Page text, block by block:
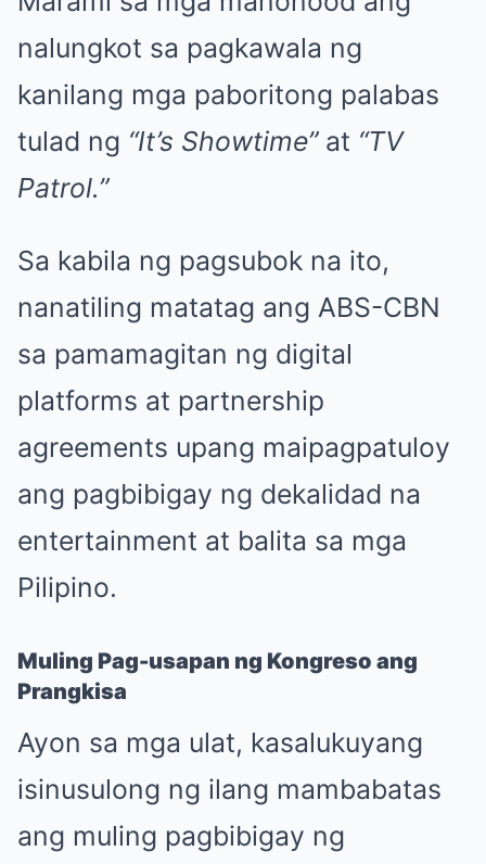
nalungkot sa pagkawala ng
kanilang mga paboritong palabas
tulad ng “It’s Showtime”at “TV
Patrol.”
Sa kabila ng pagsubok na ito,
nanatiling matatag ang ABS-CBN
sa pamamagitan ng digital
platforms at partnership
agreements upang maipagpatuloy
ang pagbibigay ng dekalidad na
entertainment at balita sa mga
Pilipino.
Muling Pag-usapan ng Kongreso ang
Prangkisa
Ayon sa mga ulat, kasalukuyang
isinusulong ng ilang mambabatas
ang muling pagbibigay ng